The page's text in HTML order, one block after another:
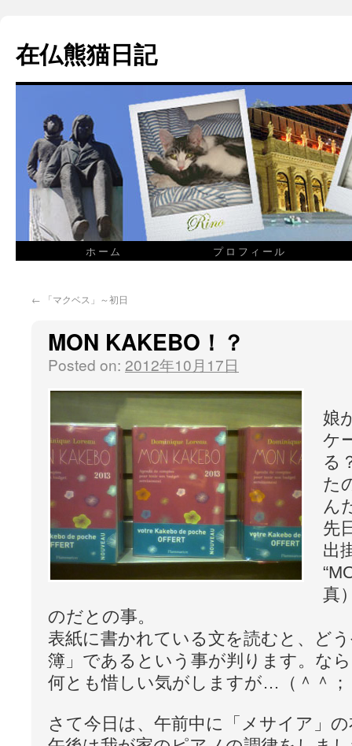
在仏熊猫日記
ホーム プロフィール
← 「マクベス」～初日
MON KAKEBO！？
Posted on: 2012年10月17日
娘
ケ
る
た
ん
先
出
真
のだとの事。
表紙に書かれている文を読むと、ど
簿」であるという事が判ります。な
何とも惜しい気がしますが…（＾＾；
さて今日は、午前中に「メサイア」